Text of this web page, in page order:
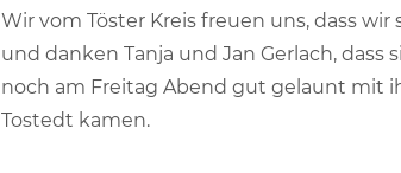
Wir vom Töster Kreis freuen uns, dass
und danken Tanja und Jan Gerlach,
noch am Freitag Abend gut gelaunt mit
Tostedt kamen.